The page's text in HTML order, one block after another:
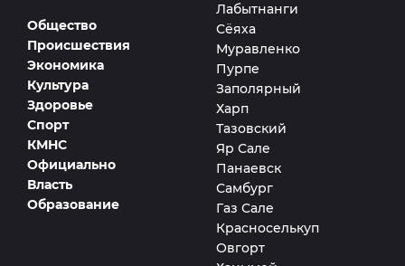
Общество
Происшествия
Экономика
Культура
Здоровье
Спорт
КМНС
Официально
Власть
Образование
Лабытнанги
Сёяха
Муравленко
Пурпе
Заполярный
Харп
Тазовский
Яр Сале
Панаевск
Самбург
Газ Сале
Красноселькуп
Овгорт